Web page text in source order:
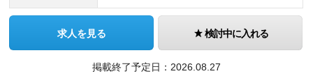
求人を見る 検討中に入れる
掲載終了予定日： 2026.08.27